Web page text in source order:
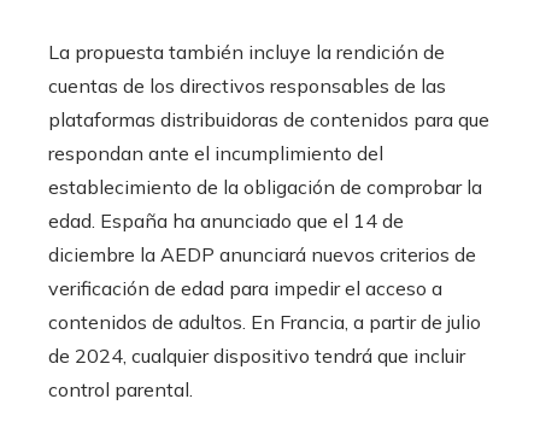
La propuesta también incluye la rendición de
cuentas de los directivos responsables de las
plataformas distribuidoras de contenidos para que
respondan ante el incumplimiento del
establecimiento de la obligación de comprobar la
edad. España ha anunciado que el 14 de
diciembre la AEDP anunciará nuevos criterios de
verificación de edad para impedir el acceso a
contenidos de adultos. En Francia, a partir de julio
de 2024, cualquier dispositivo tendrá que incluir
control parental.